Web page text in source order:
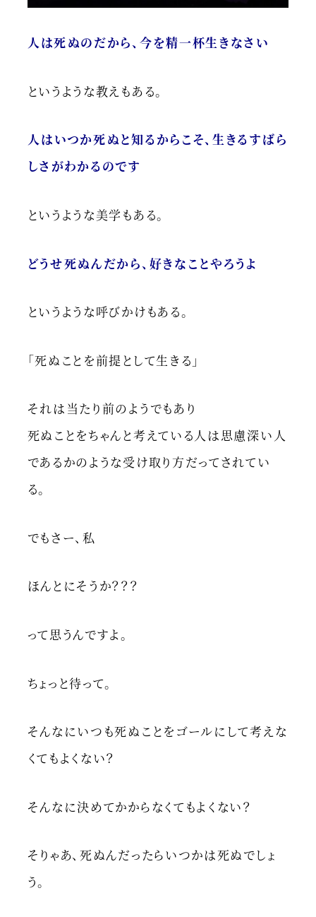
人は死ぬのだから、今を精一杯生きなさい
というような教えもある。
人はいつか死ぬと知るからこそ、生きるすばら
しさがわかるのです
というような美学もある。
どうせ死ぬんだから、好きなことやろうよ
というような呼びかけもある。
「死ぬことを前提として生きる」
それは当たり前のようでもあり
死ぬことをちゃんと考えている人は思慮深い人
であるかのような受け取り方だってされてい
る。
でもさー、私
ほんとにそうか？？？
って思うんですよ。
ちょっと待って。
そんなにいつも死ぬことをゴールにして考えな
くてもよくない？
そんなに決めてかからなくてもよくない？
そりゃあ、死ぬんだったらいつかは死ぬでしょ
う。